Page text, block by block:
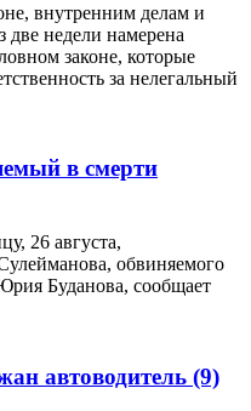
внутренним делам и
недели намерена
законе, которые
за нелегальный
в смерти
26 августа,
обвиняемого
Буданова, сообщает
автоводитель (9)